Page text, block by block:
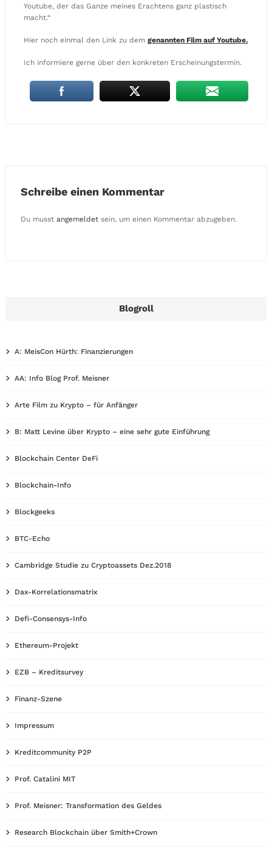
Youtube, der das Ganze meines Erachtens ganz plastisch
macht.“
Hier noch einmal den Link zu dem genannten Film auf Youtube.
Ich informiere gerne über den konkreten Erscheinungstermin.
Schreibe einen Kommentar
Du musst angemeldet sein, um einen Kommentar abzugeben.
Blogroll
A: MeisCon Hürth: Finanzierungen
AA: Info Blog Prof. Meisner
Arte Film zu Krypto – für Anfänger
B: Matt Levine über Krypto – eine sehr gute Einführung
Blockchain Center DeFi
Blockchain-Info
Blockgeeks
BTC-Echo
Cambridge Studie zu Cryptoassets Dez.2018
Dax-Korrelationsmatrix
Defi-Consensys-Info
Ethereum-Projekt
EZB – Kreditsurvey
Finanz-Szene
Impressum
Kreditcommunity P2P
Prof. Catalini MIT
Prof. Meisner: Transformation des Geldes
Research Blockchain über Smith+Crown